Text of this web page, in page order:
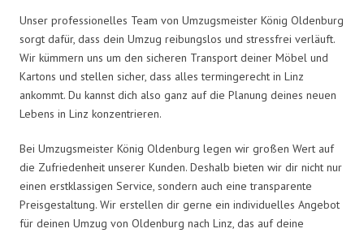
Unser professionelles Team von Umzugsmeister König Oldenburg
sorgt dafür, dass dein Umzug reibungslos und stressfrei verläuft.
Wir kümmern uns um den sicheren Transport deiner Möbel und
Kartons und stellen sicher, dass alles termingerecht in Linz
ankommt. Du kannst dich also ganz auf die Planung deines neuen
Lebens in Linz konzentrieren.
Bei Umzugsmeister König Oldenburg legen wir großen Wert auf
die Zufriedenheit unserer Kunden. Deshalb bieten wir dir nicht nur
einen erstklassigen Service, sondern auch eine transparente
Preisgestaltung. Wir erstellen dir gerne ein individuelles Angebot
für deinen Umzug von Oldenburg nach Linz, das auf deine